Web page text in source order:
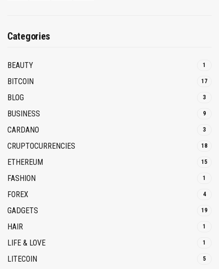
Categories
BEAUTY 1
BITCOIN 17
BLOG 3
BUSINESS 9
CARDANO 3
CRUPTOCURRENCIES 18
ETHEREUM 15
FASHION 1
FOREX 4
GADGETS 19
HAIR 1
LIFE & LOVE 1
LITECOIN 5